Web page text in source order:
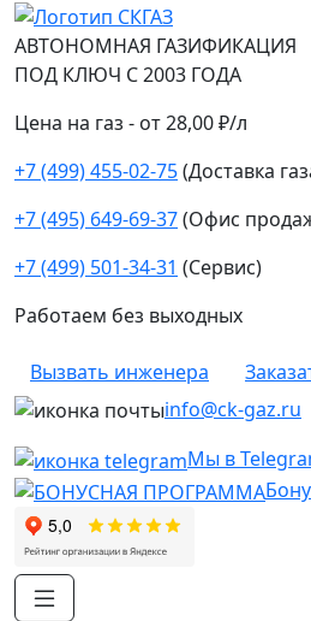
АВТОНОМНАЯ ГАЗИФИКАЦИЯ
ПОД КЛЮЧ С 2003 ГОДА
Цена на газ - от 28,00 ₽/л
+7 (499) 455-02-75(Доставка
+7 (495) 649-69-37(Офис
+7 (499) 501-34-31 (Сервис)
Работаем без выходных
Вызвать инженера
info@ck-gaz.ru
Мы в